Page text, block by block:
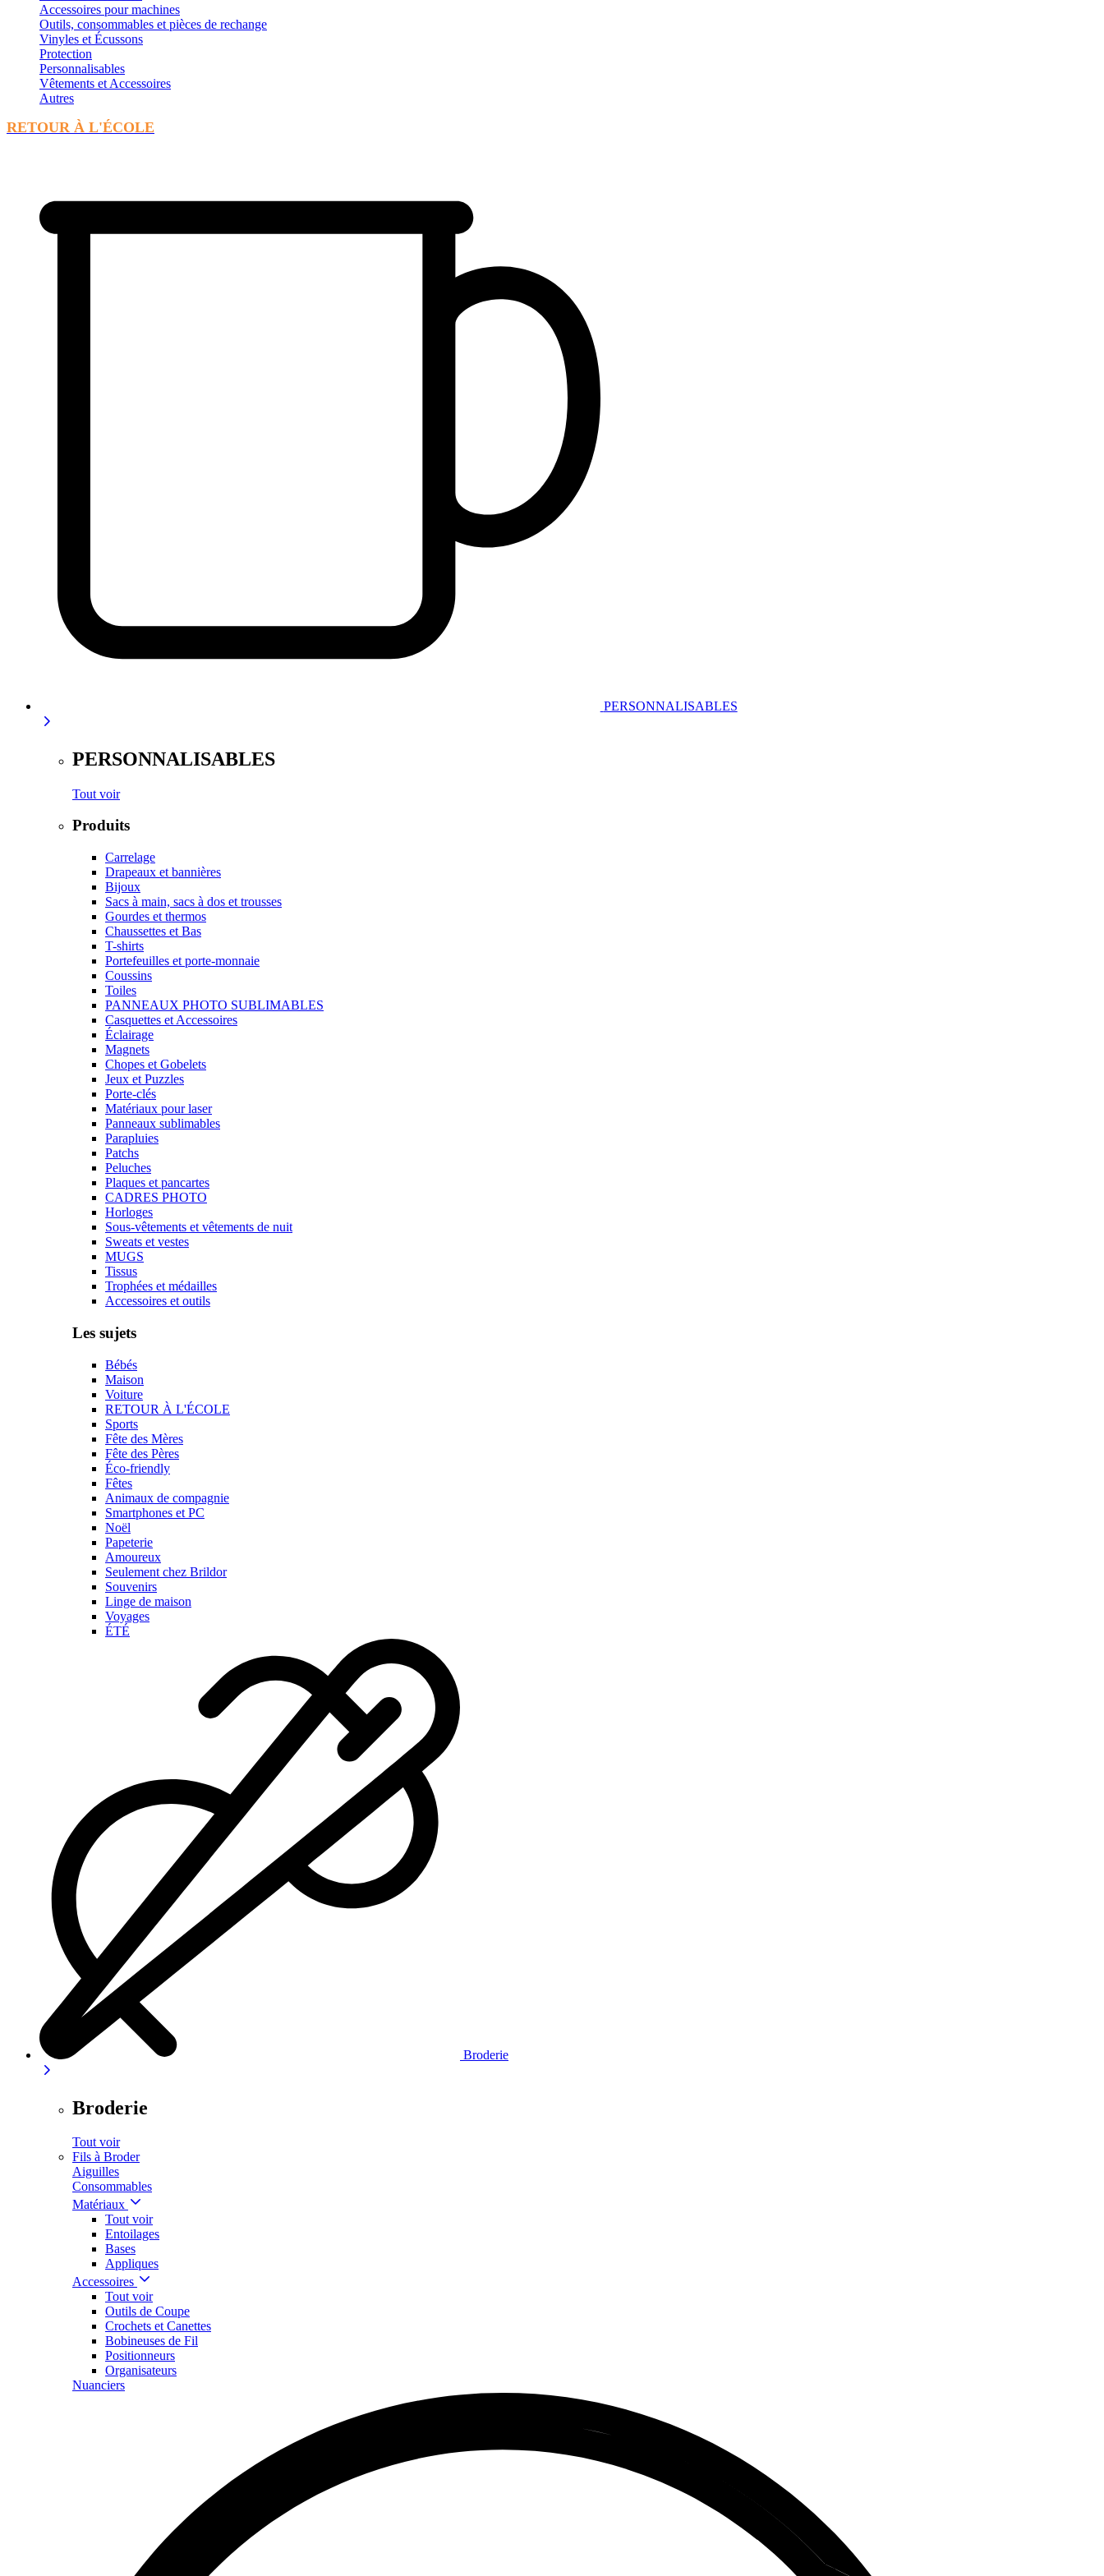
Accessoires pour machines
Outils, consommables et pièces de rechange
Vinyles et Écussons
Protection
Personnalisables
Vêtements et Accessoires
Autres
RETOUR À L'ÉCOLE
PERSONNALISABLES
PERSONNALISABLES
Tout voir
Produits
Carrelage
Drapeaux et bannières
Bijoux
Sacs à main, sacs à dos et trousses
Gourdes et thermos
Chaussettes et Bas
T-shirts
Portefeuilles et porte-monnaie
Coussins
Toiles
PANNEAUX PHOTO SUBLIMABLES
Casquettes et Accessoires
Éclairage
Magnets
Chopes et Gobelets
Jeux et Puzzles
Porte-clés
Matériaux pour laser
Panneaux sublimables
Parapluies
Patchs
Peluches
Plaques et pancartes
CADRES PHOTO
Horloges
Sous-vêtements et vêtements de nuit
Sweats et vestes
MUGS
Tissus
Trophées et médailles
Accessoires et outils
Les sujets
Bébés
Maison
Voiture
RETOUR À L'ÉCOLE
Sports
Fête des Mères
Fête des Pères
Éco-friendly
Fêtes
Animaux de compagnie
Smartphones et PC
Noël
Papeterie
Amoureux
Seulement chez Brildor
Souvenirs
Linge de maison
Voyages
ÉTÉ
Broderie
Broderie
Tout voir
Fils à Broder
Aiguilles
Consommables
Matériaux
Tout voir
Entoilages
Bases
Appliques
Accessoires
Tout voir
Outils de Coupe
Crochets et Canettes
Bobineuses de Fil
Positionneurs
Organisateurs
Nuanciers